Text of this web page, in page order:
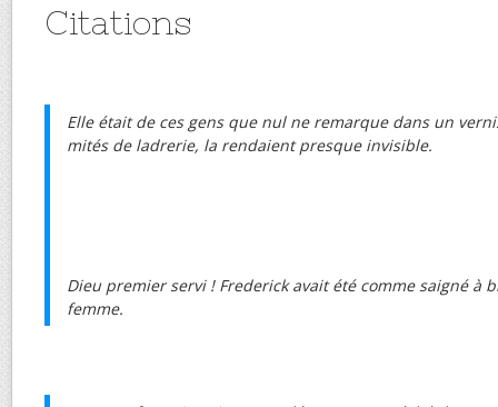
Citations
Elle était de ces gens que nul ne remarque dans un
mités de ladrerie, la rendaient presque invisible.
Dieu premier servi ! Frederick avait été comme saigné à
femme.